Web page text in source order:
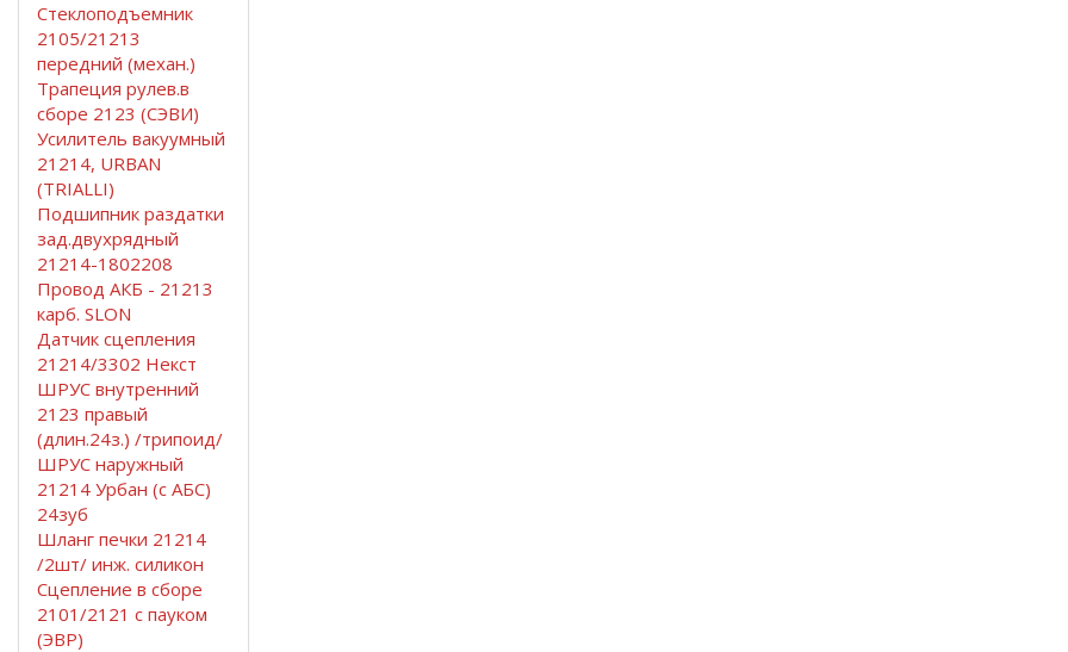
Стеклоподъемник
2105/21213
передний (механ.)
Трапеция рулев.в
сборе 2123 (СЭВИ)
Усилитель вакуумный
21214, URBAN
(TRIALLI)
Подшипник раздатки
зад.двухрядный
21214-1802208
Провод АКБ - 21213
карб. SLON
Датчик сцепления
21214/3302 Некст
ШРУС внутренний
2123 правый
(длин.24з.) /трипоид/
ШРУС наружный
21214 Урбан (с АБС)
24зуб
Шланг печки 21214
/2шт/ инж. силикон
Сцепление в сборе
2101/2121 с пауком
(ЭВР)